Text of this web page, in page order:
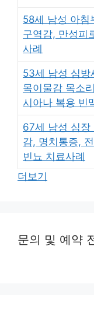
58세 남성 아침
구역감, 만성피
사례
53세 남성 심방
목이물감 목소
시아나 복용 빈
67세 남성 심장
감, 명치통증,
빈뇨 치료사례
더보기
문의 및 예약